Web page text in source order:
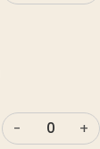
- +